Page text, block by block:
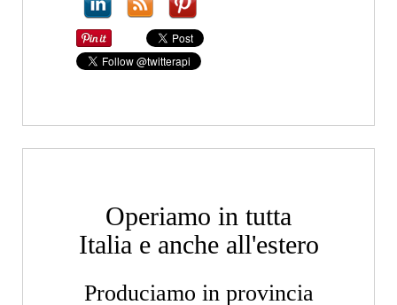
Operiamo in tutta
Italia e anche all'estero
Produciamo in provincia